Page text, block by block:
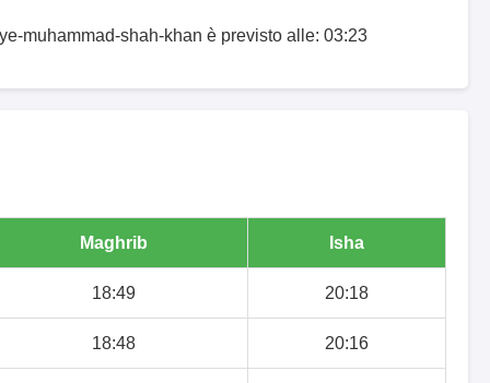
muhammad-shah-khan è previsto alle: 03:23
Maghrib Isha
18:49 20:18
18:48 20:16